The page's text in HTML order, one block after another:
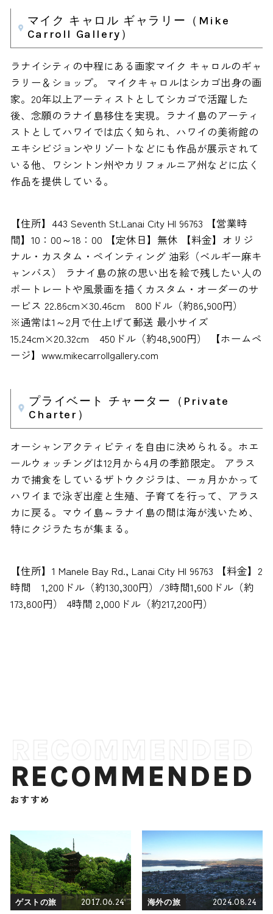
マイク キャロル ギャラリー（Mike
Carroll Gallery）
ラナイシティの中程にある画家マイク キャロルのギャ
ラリー＆ショップ。 マイクキャロルはシカゴ出身の画
家。20年以上アーティストとしてシカゴで活躍した
後、念願のラナイ島移住を実現。ラナイ島のアーティ
ストとしてハワイでは広く知られ、ハワイの美術館の
エキシビジョンやリゾートなどにも作品が展示されて
いる他、ワシントン州やカリフォルニア州などに広く
作品を提供している。
【住所】443 Seventh St.Lanai City HI 96763 【営業時
間】10：00～18：00 【定休日】無休 【料金】オリジ
ナル・カスタム・ペインティング 油彩（ベルギー麻キ
ャンバス） ラナイ島の旅の思い出を絵で残したい人の
ポートレートや風景画を描くカスタム・オーダーのサ
ービス 22.86cm×30.46cm 800ドル（約86,900円）
※通常は1～2月で仕上げて郵送 最小サイズ
15.24cm×20.32cm 450ドル（約48,900円） 【ホームペ
ージ】www.mikecarrollgallery.com
プライベート チャーター（Private
Charter）
オーシャンアクティビティを自由に決められる。ホエ
ールウォッチングは12月から4月の季節限定。 アラス
カで捕食をしているザトウクジラは、一ヵ月かかって
ハワイまで泳ぎ出産と生殖、子育てを行って、アラス
カに戻る。マウイ島～ラナイ島の間は海が浅いため、
特にクジラたちが集まる。
【住所】1 Manele Bay Rd., Lanai City HI 96763 【料金】2
時間 1,200ドル（約130,300円）/3時間1,600ドル（約
173,800円） 4時間 2,000ドル（約217,200円）
RECOMMENDED
おすすめ
ゲストの旅 2017.06.24 海外の旅 2024.08.24